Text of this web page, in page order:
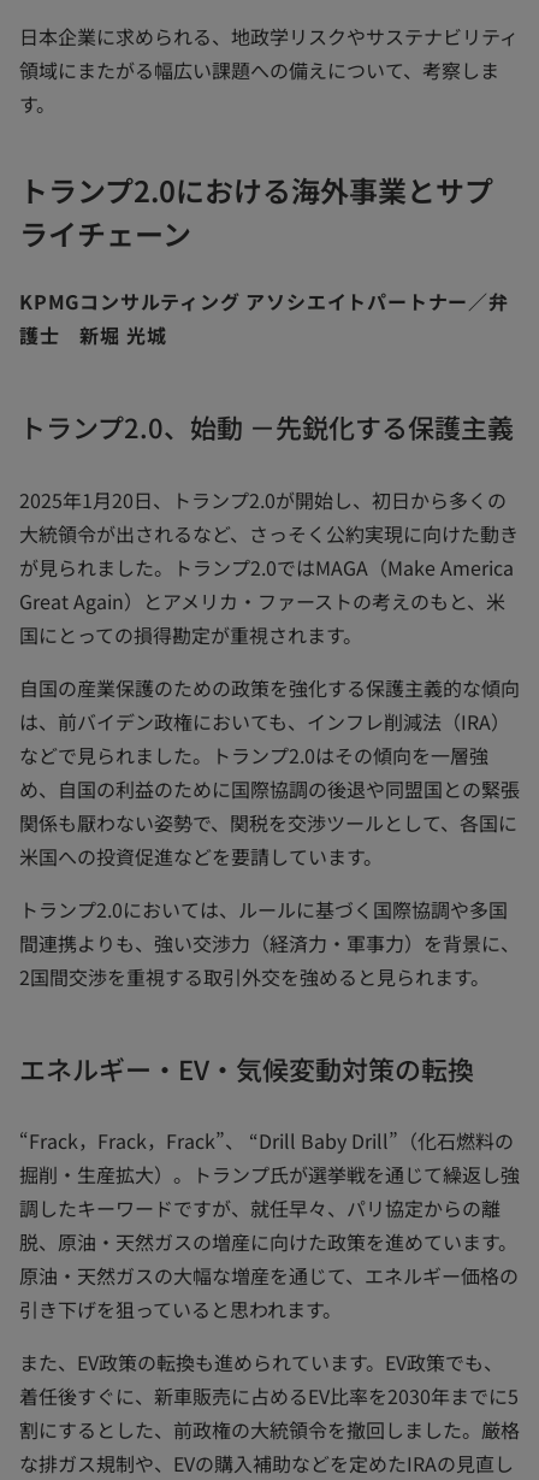
日本企業に求められる、地政学リスクやサステナビリティ
領域にまたがる幅広い課題への備えについて、考察しま
す。
トランプ2.0における海外事業とサプ
ライチェーン
KPMGコンサルティング アソシエイトパートナー／弁
護士 新堀 光城
トランプ2.0、始動 －先鋭化する保護主義
2025年1月20日、トランプ2.0が開始し、初日から多くの
大統領令が出されるなど、さっそく公約実現に向けた動き
が見られました。トランプ2.0ではMAGA（Make America
Great Again）とアメリカ・ファーストの考えのもと、米
国にとっての損得勘定が重視されます。
自国の産業保護のための政策を強化する保護主義的な傾向
は、前バイデン政権においても、インフレ削減法（IRA）
などで見られました。トランプ2.0はその傾向を一層強
め、自国の利益のために国際協調の後退や同盟国との緊張
関係も厭わない姿勢で、関税を交渉ツールとして、各国に
米国への投資促進などを要請しています。
トランプ2.0においては、ルールに基づく国際協調や多国
間連携よりも、強い交渉力（経済力・軍事力）を背景に、
2国間交渉を重視する取引外交を強めると見られます。
エネルギー・EV・気候変動対策の転換
“Frack，Frack，Frack”、 “Drill Baby Drill”（化石燃料の
掘削・生産拡大）。トランプ氏が選挙戦を通じて繰返し強
調したキーワードですが、就任早々、パリ協定からの離
脱、原油・天然ガスの増産に向けた政策を進めています。
原油・天然ガスの大幅な増産を通じて、エネルギー価格の
引き下げを狙っていると思われます。
また、EV政策の転換も進められています。EV政策でも、
着任後すぐに、新車販売に占めるEV比率を2030年までに5
割にするとした、前政権の大統領令を撤回しました。厳格
な排ガス規制や、EVの購入補助などを定めたIRAの見直し